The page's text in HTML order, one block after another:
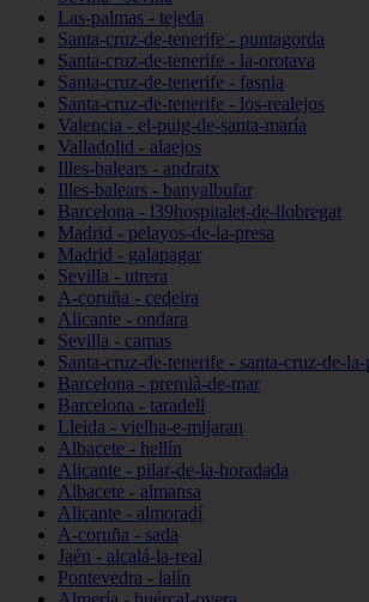
Las-palmas - tejeda
Santa-cruz-de-tenerife - puntagorda
Santa-cruz-de-tenerife - la-orotava
Santa-cruz-de-tenerife - fasnia
Santa-cruz-de-tenerife - los-realejos
Valencia - el-puig-de-santa-maría
Valladolid - alaejos
Illes-balears - andratx
Illes-balears - banyalbufar
Barcelona - l39hospitalet-de-llobregat
Madrid - pelayos-de-la-presa
Madrid - galapagar
Sevilla - utrera
A-coruña - cedeira
Alicante - ondara
Sevilla - camas
Santa-cruz-de-tenerife - santa-cruz-de-la-
Barcelona - premià-de-mar
Barcelona - taradell
Lleida - vielha-e-mijaran
Albacete - hellín
Alicante - pilar-de-la-horadada
Albacete - almansa
Alicante - almoradí
A-coruña - sada
Jaén - alcalá-la-real
Pontevedra - lalín